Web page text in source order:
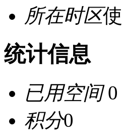
所在时区
统计信息
已用空间0
积分0